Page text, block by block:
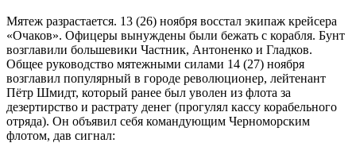
Мятеж разрастается. 13 (26) ноября восстал экипаж крейсера
«Очаков». Офицеры вынуждены были бежать с корабля. Бунт
возглавили большевики Частник, Антоненко и Гладков.
Общее руководство мятежными силами 14 (27) ноября
возглавил популярный в городе революционер, лейтенант
Пётр Шмидт, который ранее был уволен из флота за
дезертирство и растрату денег (прогулял кассу корабельного
отряда). Он объявил себя командующим Черноморским
флотом, дав сигнал: